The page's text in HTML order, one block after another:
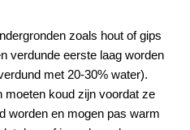
zoals hout of gips
verdunde eerste laag worden
met 20-30% water).
moeten koud zijn voordat ze
worden en mogen pas warm